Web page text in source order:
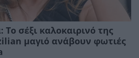
σέξι καλοκαιρινό της
μαγιό ανάβουν φωτιές